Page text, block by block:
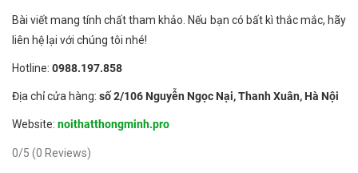
Bài viết mang tính chất tham khảo. Nếu bạn có bất kì thắc mắc, hãy
liên hệ lại với chúng tôi nhé!
Hotline: 0988.197.858
Địa chỉ cửa hàng: số 2/106 Nguyễn Ngọc Nại, Thanh Xuân, Hà Nội
Website: noithatthongminh.pro
0/5 (0 Reviews)